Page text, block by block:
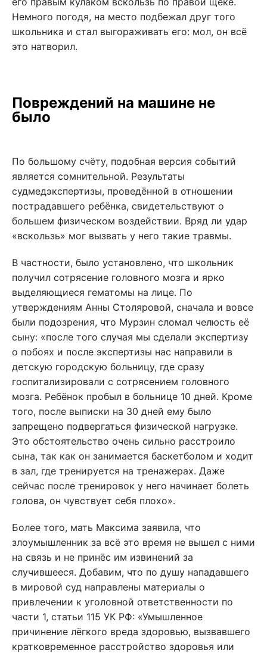
Немного погодя, на место подбежал друг того
школьника и стал выгораживать его: мол, он всё
это натворил.
Повреждений на машине не
было
По большому счёту, подобная версия событий
является сомнительной. Результаты
судмедэкспертизы, проведённой в отношении
пострадавшего ребёнка, свидетельствуют о
большем физическом воздействии. Вряд ли удар
«вскользь» мог вызвать у него такие травмы.
В частности, было установлено, что школьник
получил сотрясение головного мозга и ярко
выделяющиеся гематомы на лице. По
утверждениям Анны Столяровой, сначала и вовсе
были подозрения, что Мурзин сломал челюсть её
сыну: «после того случая мы сделали экспертизу
о побоях и после экспертизы нас направили в
детскую городскую больницу, где сразу
госпитализировали с сотрясением головного
мозга. Ребёнок пробыл в больнице 10 дней. Кроме
того, после выписки на 30 дней ему было
запрещено подвергаться физической нагрузке.
Это обстоятельство очень сильно расстроило
сына, так как он занимается баскетболом и ходит
в зал, где тренируется на тренажерах. Даже
сейчас после тренировок у него начинает болеть
голова, он чувствует себя плохо».
Более того, мать Максима заявила, что
злоумышленник за всё это время не вышел с ними
на связь и не принёс им извинений за
случившееся. Добавим, что по душу нападавшего
в мировой суд направлены материалы о
привлечении к уголовной ответственности по
части 1, статьи 115 УК РФ: «Умышленное
причинение лёгкого вреда здоровью, вызвавшего
кратковременное расстройство здоровья или